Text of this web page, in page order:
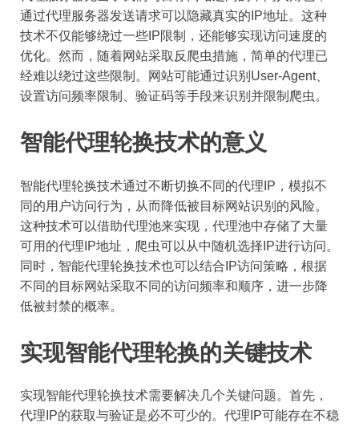
通过代理服务器发送请求可以隐藏真实的IP地址。这种
技术不仅能够绕过一些IP限制，还能够实现访问速度的
优化。然而，随着网站采取反爬虫措施，简单的代理已
经难以绕过这些限制。网站可能通过识别User-Agent、
设置访问频率限制、验证码等手段来识别并限制爬虫。
智能代理轮换技术的意义
智能代理轮换技术通过不断切换不同的代理IP，模拟不
同的用户访问行为，从而降低被目标网站识别的风险。
这种技术可以借助代理池来实现，代理池中存储了大量
可用的代理IP地址，爬虫可以从中随机选择IP进行访问。
同时，智能代理轮换技术也可以结合IP访问策略，根据
不同的目标网站采取不同的访问频率和顺序，进一步降
低被封禁的概率。
实现智能代理轮换的关键技术
实现智能代理轮换技术需要解决几个关键问题。首先，
代理IP的获取与验证是必不可少的。代理IP可能存在不稳